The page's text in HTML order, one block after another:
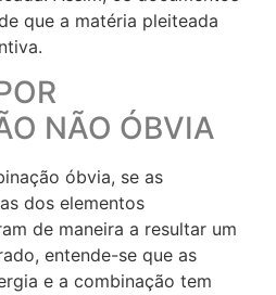
que a matéria pleiteada
NÃO ÓBVIA
óbvia, se as
dos elementos
de maneira a resultar um
entende-se que as
e a combinação tem